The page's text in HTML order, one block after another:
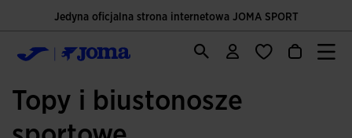
Jedyna oficjalna strona internetowa JOMA SPORT
Topy i biustonosze